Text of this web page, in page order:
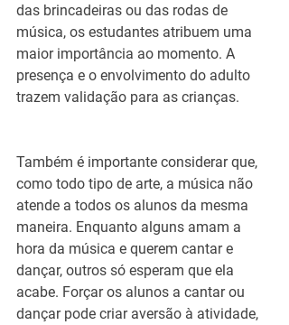
das brincadeiras ou das rodas de
música, os estudantes atribuem uma
maior importância ao momento. A
presença e o envolvimento do adulto
trazem validação para as crianças.
Também é importante considerar que,
como todo tipo de arte, a música não
atende a todos os alunos da mesma
maneira. Enquanto alguns amam a
hora da música e querem cantar e
dançar, outros só esperam que ela
acabe. Forçar os alunos a cantar ou
dançar pode criar aversão à atividade,